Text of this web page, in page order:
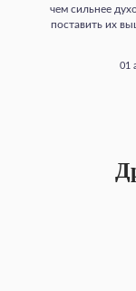
чем сильнее
поставить их
01